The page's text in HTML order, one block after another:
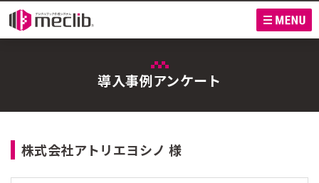
導入事例アンケート
株式会社アトリエヨシノ 様